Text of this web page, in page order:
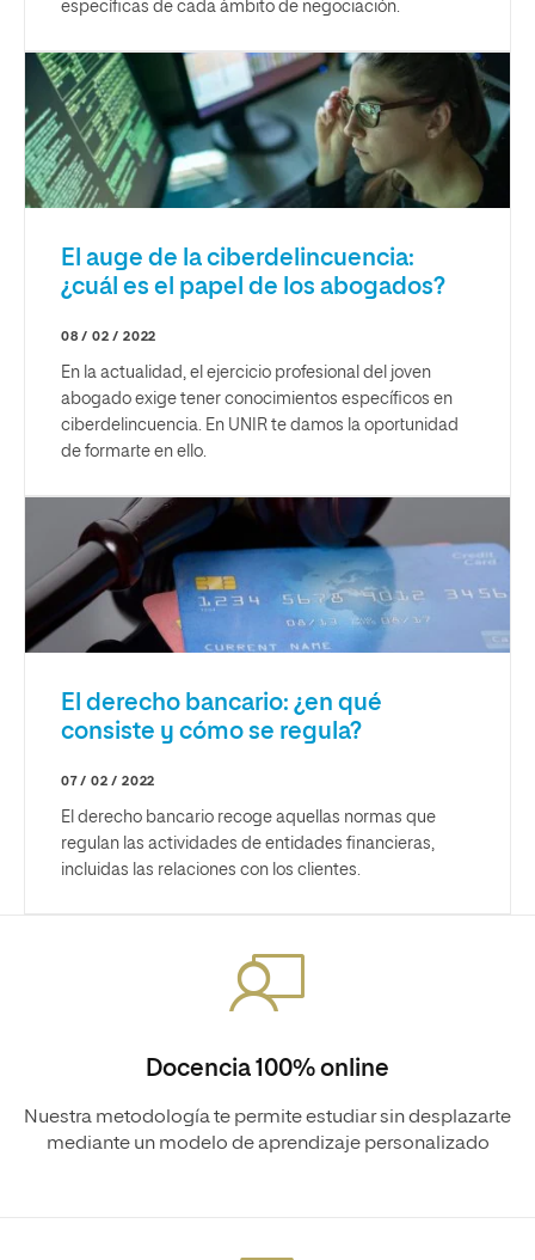
específicas de cada ámbito de negociación.
El auge de la ciberdelincuencia:
¿cuál es el papel de los abogados?
08 / 02 / 2022
En la actualidad, el ejercicio profesional del joven
abogado exige tener conocimientos específicos en
ciberdelincuencia. En UNIR te damos la oportunidad
de formarte en ello.
El derecho bancario: ¿en qué
consiste y cómo se regula?
07 / 02 / 2022
El derecho bancario recoge aquellas normas que
regulan las actividades de entidades financieras,
incluidas las relaciones con los clientes.
Docencia 100% online
Nuestra metodología te permite estudiar sin desplazarte
mediante un modelo de aprendizaje personalizado